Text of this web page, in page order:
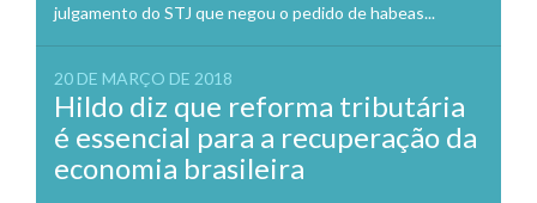
julgamento do STJ que negou o pedido de habeas...
20 DE MARÇO DE 2018
Hildo diz que reforma tributária
é essencial para a recuperação da
economia brasileira